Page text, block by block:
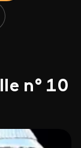
n° 10